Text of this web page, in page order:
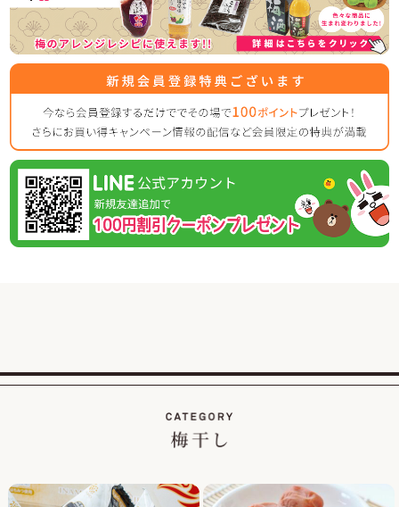
りますよう宜しくお願い致します。
【休業日】
5月2日(土曜日) ～ 5月6日（水曜日）
【平常通り営業】
5月7日(木曜日) ～
休業日後は、大変混雑が予想されますのであらかじめのご注
2026/02/01
を大特価、送料込・税込1,200円で販売！